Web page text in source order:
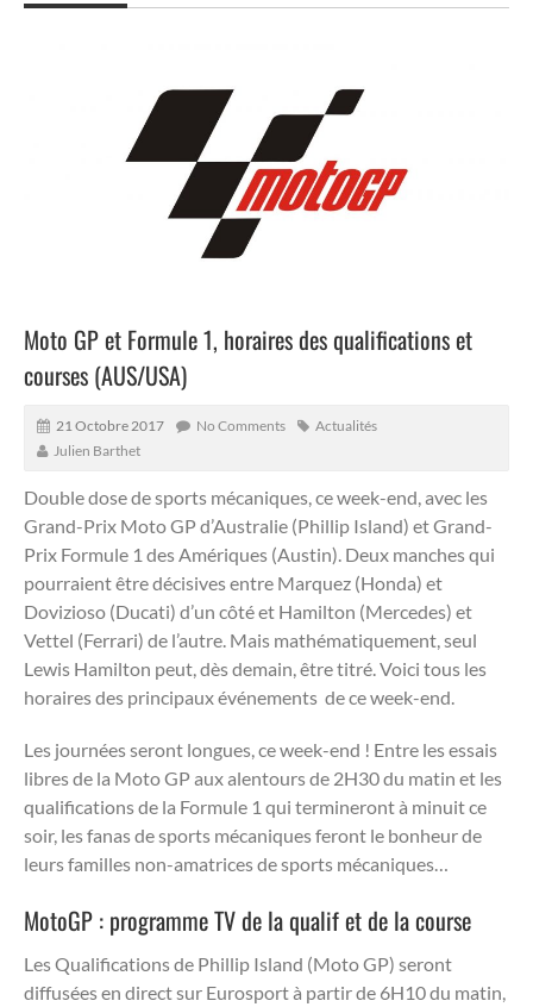
Moto GP et Formule 1, horaires des qualifications et
courses (AUS/USA)
21 Octobre 2017 No Comments
Actualités
Julien Barthet
Double dose de sports mécaniques, ce week-end, avec les
Grand-Prix Moto GP d’Australie (Phillip Island) et Grand-
Prix Formule 1 des Amériques (Austin). Deux manches qui
pourraient être décisives entre Marquez (Honda) et
Dovizioso (Ducati) d’un côté et Hamilton (Mercedes) et
Vettel (Ferrari) de l’autre. Mais mathématiquement, seul
Lewis Hamilton peut, dès demain, être titré. Voici tous les
horaires des principaux événements de ce week-end.
Les journées seront longues, ce week-end ! Entre les essais
libres de la Moto GP aux alentours de 2H30 du matin et les
qualifications de la Formule 1 qui termineront à minuit ce
soir, les fanas de sports mécaniques feront le bonheur de
leurs familles non-amatrices de sports mécaniques…
MotoGP : programme TV de la qualif et de la course
Les Qualifications de Phillip Island (Moto GP) seront
diffusées en direct sur Eurosport à partir de 6H10 du matin,